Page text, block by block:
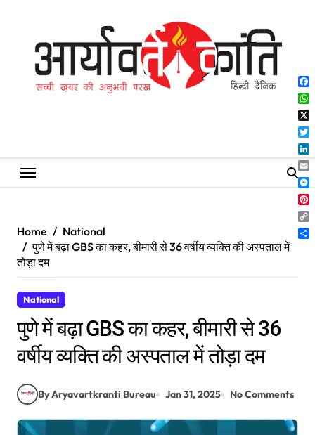
Home
National
पुणे में बढ़ा GBS का कहर, बीमारी से 36 वर्षीय व्यक्ति की अस्पताल में
तोड़ा दम
National
पुणे में बढ़ा GBS का कहर, बीमारी से 36
वर्षीय व्यक्ति की अस्पताल में तोड़ा दम
By Aryavartkranti Bureau Jan 31, 2025 No Comments
X